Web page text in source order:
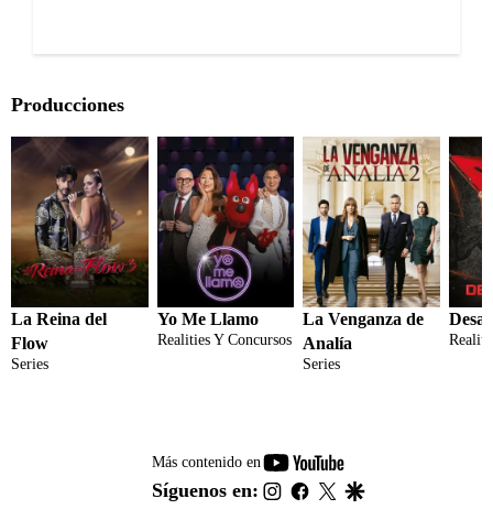
Producciones
La Reina del
Flow
Series
Yo Me Llamo
Realities Y Concursos
La Venganza de
Analía
Series
Más contenido en
youtube-
footer
Síguenos en: instagram
facebook
twitter